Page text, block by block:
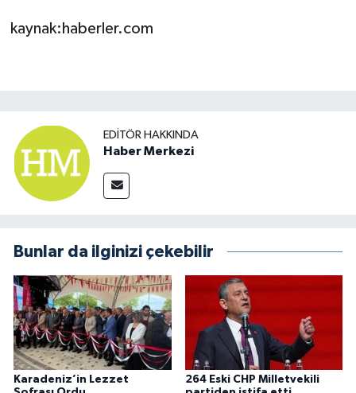
kaynak:haberler.com
EDITÖR HAKKINDA
Haber Merkezi
Bunlar da ilginizi çekebilir
Karadeniz’in Lezzet
264 Eski CHP Milletvekili